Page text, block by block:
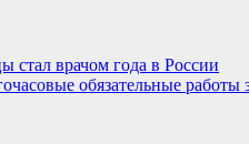
стал врачом года в России
обязательные работы